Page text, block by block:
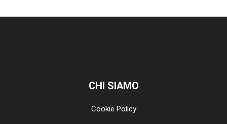
CHI SIAMO
Cookie Policy